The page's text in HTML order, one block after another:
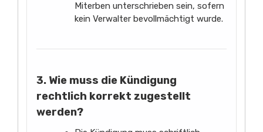
Miterben unterschrieben sein, sofern
kein Verwalter bevollmächtigt wurde.
3. Wie muss die Kündigung
rechtlich korrekt zugestellt
werden?